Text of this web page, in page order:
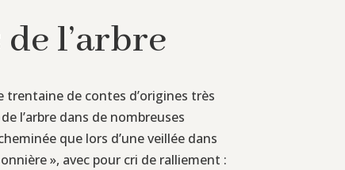
l’arbre
trentaine de contes d’origines très
l’arbre dans de nombreuses
que lors d’une veillée dans
», avec pour cri de ralliement :